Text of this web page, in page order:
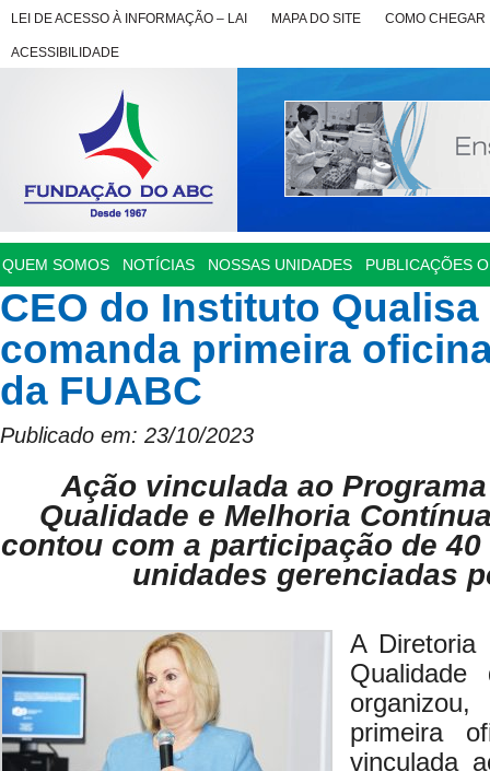
LEI DE ACESSO À INFORMAÇÃO – LAI MAPA DO SITE COMO CHEGAR
ACESSIBILIDADE
QUEM SOMOS NOTÍCIAS NOSSAS UNIDADES PUBLICAÇÕES
CEO do Instituto Qualisa
comanda primeira
da FUABC
Publicado em: 23/10/2023
Ação vinculada ao
Qualidade e Melhoria
contou com a participação de
unidades gerenciadas
A Diretoria
primeira
vinculada